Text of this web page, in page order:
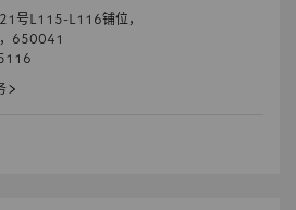
号L115-L116铺位，
650041